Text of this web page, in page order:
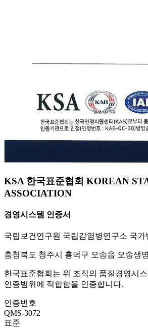
KSA 한국표준협회 KOREAN
ASSOCIATION
경영시스템 인증서
국립보건연구원 국립감염병연구소 국가
충청북도 청주시 흥덕구 오송읍 오송생
한국표준협회는 위 조직의 품질경영시
인증범위에 적합함을 인증합니다.
인증번호
QMS-3072
표준